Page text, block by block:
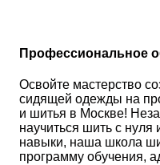
Профессиональное
Освойте мастерство
сидящей одежды на
и шитья в Москве!
научиться шить с
навыки, наша школа
программу обучения,